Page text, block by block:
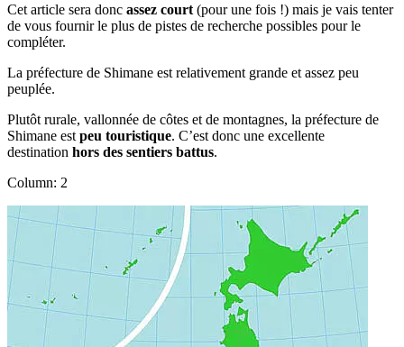
Cet article sera donc assez court (pour une fois !) mais je vais tenter
de vous fournir le plus de pistes de recherche possibles pour le
compléter.
La préfecture de Shimane est relativement grande et assez peu
peuplée.
Plutôt rurale, vallonnée de côtes et de montagnes, la préfecture de
Shimane est peu touristique. C’est donc une excellente
destination hors des sentiers battus.
Column: 2